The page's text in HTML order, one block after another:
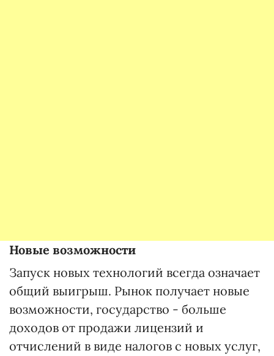
Новые возможности
Запуск новых технологий всегда означает
общий выигрыш. Рынок получает новые
возможности, государство - больше
доходов от продажи лицензий и
отчислений в виде налогов с новых услуг,